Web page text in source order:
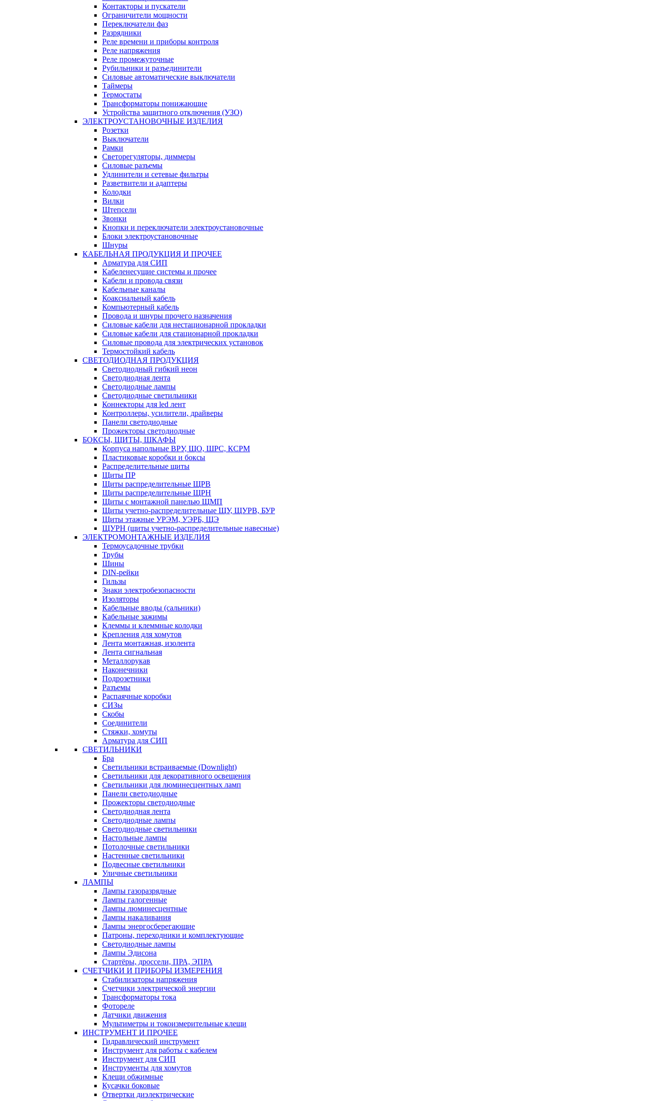
Контакторы и пускатели
Ограничители мощности
Переключатели фаз
Разрядники
Реле времени и приборы контроля
Реле напряжения
Реле промежуточные
Рубильники и разъединители
Силовые автоматические выключатели
Таймеры
Термостаты
Трансформаторы понижающие
Устройства защитного отключения (УЗО)
ЭЛЕКТРОУСТАНОВОЧНЫЕ ИЗДЕЛИЯ
Розетки
Выключатели
Рамки
Светорегуляторы, диммеры
Силовые разъемы
Удлинители и сетевые фильтры
Разветвители и адаптеры
Колодки
Вилки
Штепсели
Звонки
Кнопки и переключатели электроустановочные
Блоки электроустановочные
Шнуры
КАБЕЛЬНАЯ ПРОДУКЦИЯ И ПРОЧЕЕ
Арматура для СИП
Кабеленесущие системы и прочее
Кабели и провода связи
Кабельные каналы
Коаксиальный кабель
Компьютерный кабель
Провода и шнуры прочего назначения
Силовые кабели для нестационарной прокладки
Силовые кабели для стационарной прокладки
Силовые провода для электрических установок
Термостойкий кабель
СВЕТОДИОДНАЯ ПРОДУКЦИЯ
Светодиодный гибкий неон
Светодиодная лента
Светодиодные лампы
Светодиодные светильники
Коннекторы для led лент
Контроллеры, усилители, драйверы
Панели светодиодные
Прожекторы светодиодные
БОКСЫ, ЩИТЫ, ШКАФЫ
Корпуса напольные ВРУ, ЩО, ШРС, КСРМ
Пластиковые коробки и боксы
Распределительные щиты
Щиты ПР
Щиты распределительные ЩРВ
Щиты распределительные ЩРН
Щиты с монтажной панелью ЩМП
Щиты учетно-распределительные ЩУ, ЩУРВ, БУР
Щиты этажные УРЭМ, УЭРБ, ЩЭ
ЩУРН (щиты учетно-распределительные навесные)
ЭЛЕКТРОМОНТАЖНЫЕ ИЗДЕЛИЯ
Термоусадочные трубки
Трубы
Шины
DIN-рейки
Гильзы
Знаки электробезопасности
Изоляторы
Кабельные вводы (сальники)
Кабельные зажимы
Клеммы и клеммные колодки
Крепления для хомутов
Лента монтажная, изолента
Лента сигнальная
Металлорукав
Наконечники
Подрозетники
Разъемы
Распаячные коробки
СИЗы
Скобы
Соединители
Стяжки, хомуты
Арматура для СИП
СВЕТИЛЬНИКИ
Бра
Светильники встраиваемые (Downlight)
Светильники для декоративного освещения
Светильники для люминесцентных ламп
Панели светодиодные
Прожекторы светодиодные
Светодиодная лента
Светодиодные лампы
Светодиодные светильники
Настольные лампы
Потолочные светильники
Настенные светильники
Подвесные светильники
Уличные светильники
ЛАМПЫ
Лампы газоразрядные
Лампы галогенные
Лампы люминесцентные
Лампы накаливания
Лампы энергосберегающие
Патроны, переходники и комплектующие
Светодиодные лампы
Лампы Эдисона
Стартёры, дроссели, ПРА, ЭПРА
СЧЕТЧИКИ И ПРИБОРЫ ИЗМЕРЕНИЯ
Стабилизаторы напряжения
Счетчики электрической энергии
Трансформаторы тока
Фотореле
Датчики движения
Мультиметры и токоизмерительные клещи
ИНСТРУМЕНТ И ПРОЧЕЕ
Гидравлический инструмент
Инструмент для работы с кабелем
Инструмент для СИП
Инструменты для хомутов
Клещи обжимные
Кусачки боковые
Отвертки диэлектрические